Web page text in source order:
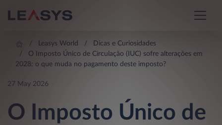
Leasys World
Dicas e Curiosidades
O Imposto Único de Circulação (IUC) sofre alterações em
2028: o que muda no pagamento deste imposto?
27 May 2026
O Imposto Único de